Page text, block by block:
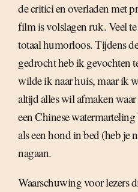
de critici en overladen met
film is volslagen ruk. Veel
totaal humorloos. Tijdens
gedrocht heb ik gevochten
wilde ik naar huis, maar ik
altijd alles wil afmaken
een Chinese
als een hond in bed (heb je
nagaan.
Waarschuwing voor lezers